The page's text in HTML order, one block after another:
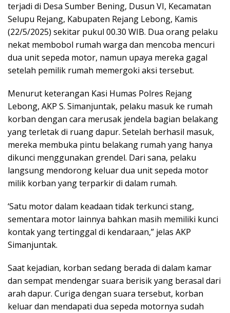
terjadi di Desa Sumber Bening, Dusun VI, Kecamatan
Selupu Rejang, Kabupaten Rejang Lebong, Kamis
(22/5/2025) sekitar pukul 00.30 WIB. Dua orang pelaku
nekat membobol rumah warga dan mencoba mencuri
dua unit sepeda motor, namun upaya mereka gagal
setelah pemilik rumah memergoki aksi tersebut.
Menurut keterangan Kasi Humas Polres Rejang
Lebong, AKP S. Simanjuntak, pelaku masuk ke rumah
korban dengan cara merusak jendela bagian belakang
yang terletak di ruang dapur. Setelah berhasil masuk,
mereka membuka pintu belakang rumah yang hanya
dikunci menggunakan grendel. Dari sana, pelaku
langsung mendorong keluar dua unit sepeda motor
milik korban yang terparkir di dalam rumah.
‘Satu motor dalam keadaan tidak terkunci stang,
sementara motor lainnya bahkan masih memiliki kunci
kontak yang tertinggal di kendaraan,” jelas AKP
Simanjuntak.
Saat kejadian, korban sedang berada di dalam kamar
dan sempat mendengar suara berisik yang berasal dari
arah dapur. Curiga dengan suara tersebut, korban
keluar dan mendapati dua sepeda motornya sudah